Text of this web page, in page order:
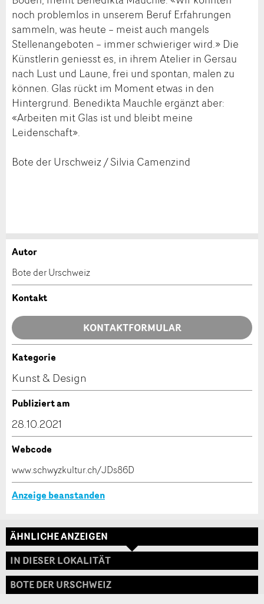
noch problemlos in unserem Beruf Erfahrungen
sammeln, was heute – meist auch mangels
Stellenangeboten – immer schwieriger wird.» Die
Künstlerin geniesst es, in ihrem Atelier in Gersau
nach Lust und Laune, frei und spontan, malen zu
können. Glas rückt im Moment etwas in den
Hintergrund. Benedikta Mauchle ergänzt aber:
«Arbeiten mit Glas ist und bleibt meine
Leidenschaft».
Bote der Urschweiz / Silvia Camenzind
Anzeige beanstanden
Ihr Feedback wird sehr geschätzt!
Allgemeines Feedback
Anzeige nicht mehr gültig
Anzeige unvollständig
* Eingabe erforderlich
Anzeige weiterempfehlen
Empfehlen Sie diese Anzeige an Freunde weiter.
* Eingabe erforderlich
Autor
Bote der Urschweiz
Kontakt
KONTAKTFORMULAR
Kontakt
Verfassen Sie eine Nachricht für die Kontaktpersonen
Adresse
Kategorie
Kunst & Design
Publiziert am
28.10.2021
Webcode
www.schwyzkultur.ch/JDs86D
Anzeige beanstanden
ÄHNLICHE ANZEIGEN
IN DIESER LOKALITÄT
BOTE DER URSCHWEIZ